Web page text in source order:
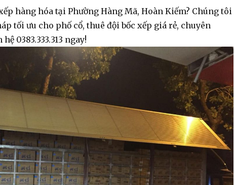
hàng hóatại Phường Hàng Mã, Hoàn Kiếm? Chúng tôi
tối ưu cho phố cổ, thuê đội bốc xếp giá rẻ, chuyên
0383.333.313 ngay!